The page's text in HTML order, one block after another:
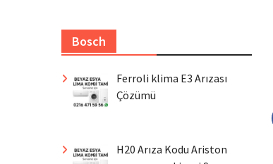
Bosch
Ferroli klima E3 Arızası
Çözümü
H20 Arıza Kodu Ariston